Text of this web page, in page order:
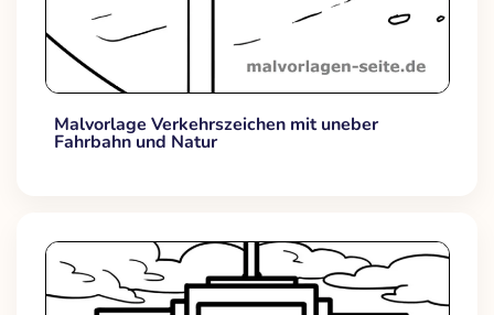
Malvorlage Verkehrszeichen mit uneber
Fahrbahn und Natur